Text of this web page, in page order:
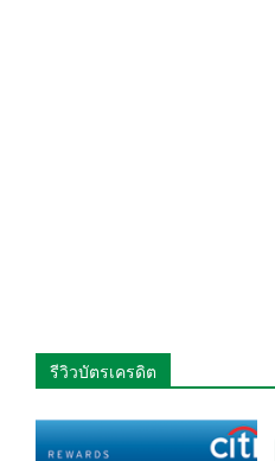
รีวิวบัตรเครดิต